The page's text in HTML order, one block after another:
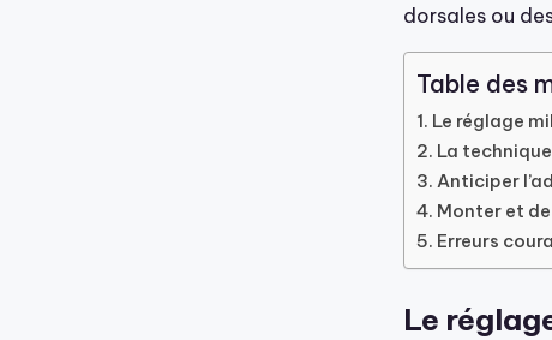
dorsales ou
Table des
Le réglage
La
Anticiper
Monter et
Erreurs
Le